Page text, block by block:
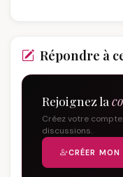
Répondre à
Rejoignez la
Créez votre
discussions.
CRÉER